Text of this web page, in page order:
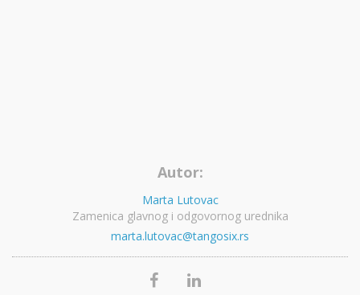
Autor:
Marta Lutovac
Zamenica glavnog i odgovornog urednika
marta.lutovac@tangosix.rs